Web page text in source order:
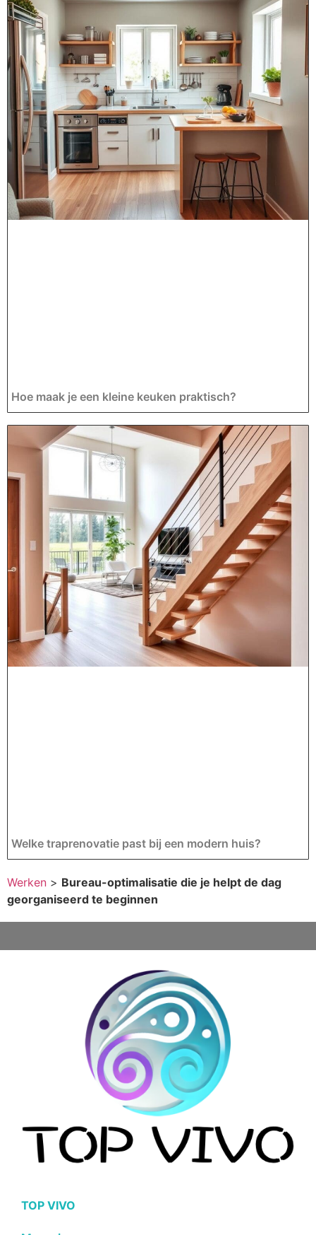
Hoe maak je een kleine keuken praktisch?
Welke traprenovatie past bij een modern huis?
Werken > Bureau-optimalisatie die je helpt de dag
georganiseerd te beginnen
TOP VIVO